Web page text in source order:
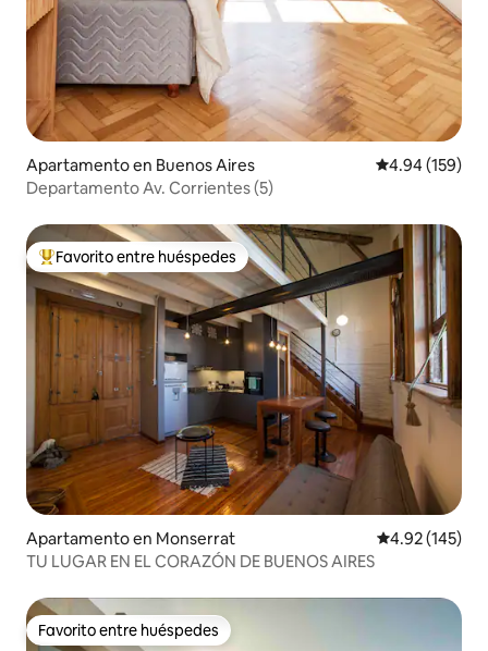
Apartamento en Buenos Aires Calificación
4.94 (159)
Departamento Av. Corrientes (5)
Favorito entre huéspedes preferido
Favorito entre huéspedes
Apartamento en Monserrat Calificación
4.92 (145)
TU LUGAR EN EL CORAZÓN DE BUENOS AIRES
Favorito entre huéspedes
Favorito entre huéspedes